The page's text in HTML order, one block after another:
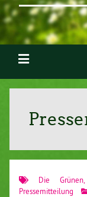
Die Grünen
Pressemitteilung